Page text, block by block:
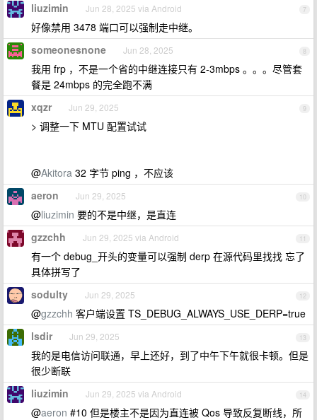
7
liuzimin Jun 28, 2025 via Android
好像禁用 3478 端口可以强制走中继。
8
someonesnone Jun 28, 2025
我用 frp ，不是一个省的中继连接只有 2-3mbps 。。。尽管套
餐是 24mbps 的完全跑不满
9
xqzr Jun 29, 2025
> 调整一下 MTU 配置试试
@Akitora 32 字节 ping ，不应该
10
aeron Jun 29, 2025
@liuzimin 要的不是中继，是直连
11
gzzchh Jun 29, 2025 via Android
有一个 debug_开头的变量可以强制 derp 在源代码里找找 忘了
具体拼写了
12
sodulty Jun 29, 2025
@gzzchh 客户端设置 TS_DEBUG_ALWAYS_USE_DERP=true
13
lsdir Jun 29, 2025
我的是电信访问联通，早上还好，到了中午下午就很卡顿。但是
很少断联
14
liuzimin Jun 29, 2025 via Android
@aeron #10 但是楼主不是因为直连被 Qos 导致反复断线，所